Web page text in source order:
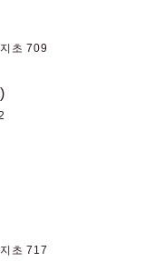
초 709
초 717